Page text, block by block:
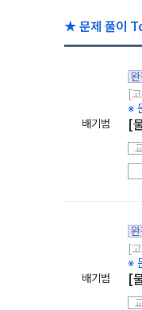
★ 문제 풀이
배기범
[
※
[
배기범
[
※
[